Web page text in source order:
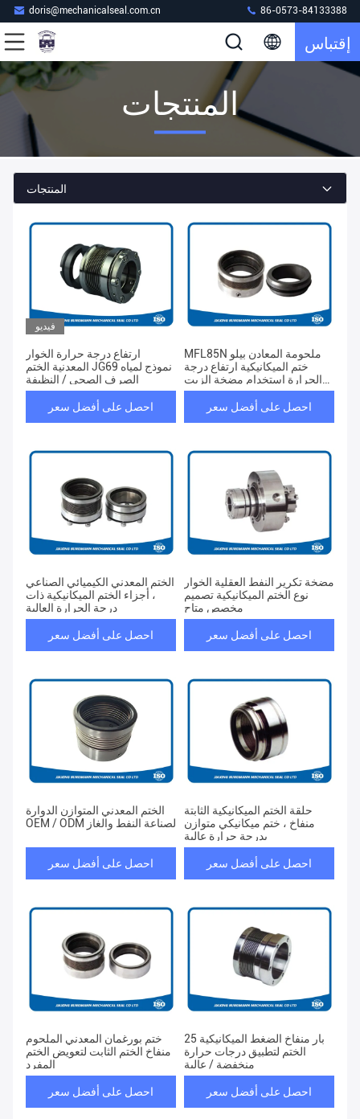
doris@mechanicalseal.com.cn 86-0573-84133388
إقتباس
المنتجات
المنتجات
فيديو
ارتفاع درجة حرارة الخوار
المعدنية الختم JG69 نموذج لمياه
الصرف الصحي / النظيفة
احصل على أفضل سعر
MFL85N ملحومة المعادن بيلو
ختم الميكانيكية ارتفاع درجة
الحرارة استخدام مضخة الزيت
الساخن
احصل على أفضل سعر
الختم المعدني الكيميائي الصناعي
، أجزاء الختم الميكانيكية ذات
درجة الحرارة العالية
احصل على أفضل سعر
مضخة تكرير النفط العقلية الخوار
نوع الختم الميكانيكية تصميم
مخصص متاح
احصل على أفضل سعر
الختم المعدني المتوازن الدوارة
OEM / ODM لصناعة النفط والغاز
احصل على أفضل سعر
حلقة الختم الميكانيكية الثابتة
منفاخ ، ختم ميكانيكي متوازن
بدرجة حرارة عالية
احصل على أفضل سعر
ختم بورغمان المعدني الملحوم
منفاخ الختم الثابت لتعويض الختم
المفرد
احصل على أفضل سعر
25 بار منفاخ الضغط الميكانيكية
الختم لتطبيق درجات حرارة
منخفضة / عالية
احصل على أفضل سعر